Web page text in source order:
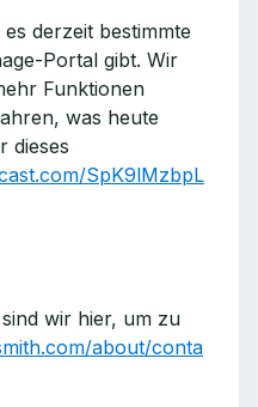
derzeit bestimmte
Portal gibt. Wir
Funktionen
was heute
dieses
SpK9lMzbpL
wir hier, um zu
about/conta